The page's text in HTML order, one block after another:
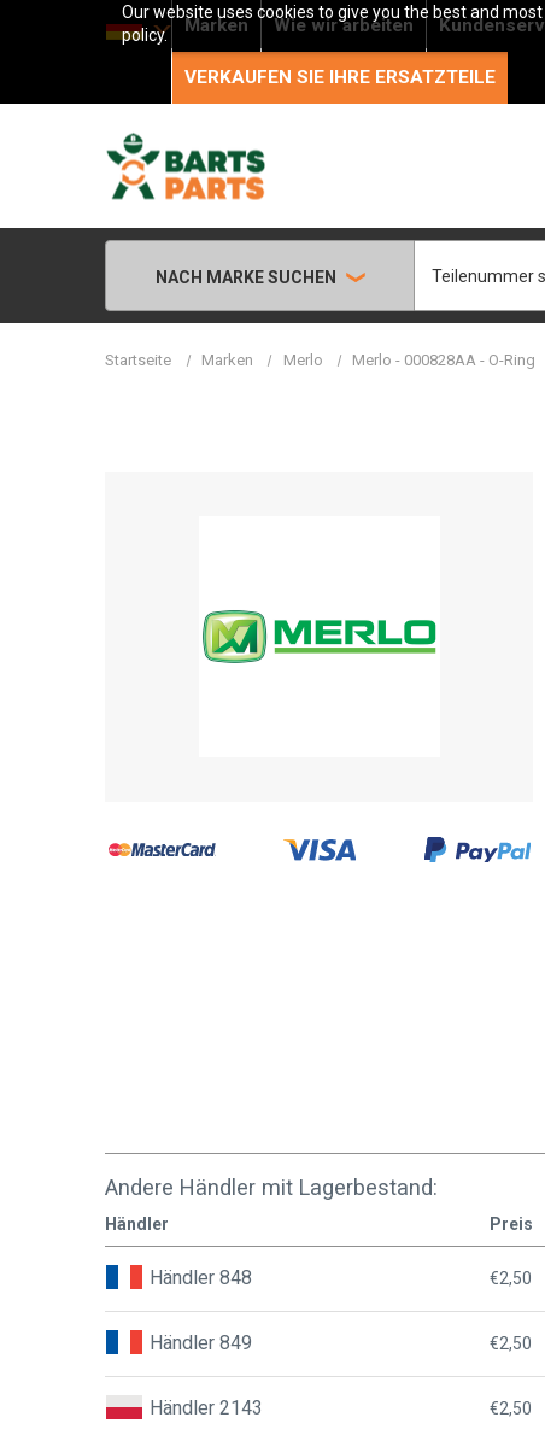
Our website uses cookies to give you the best and
policy.
Marken Wie wir arbeiten
VERKAUFEN SIE IHRE ERSATZTEILE
NACH MARKE SUCHEN
Startseite Marken Merlo Merlo - 000828AA - O-Ring
Andere Händler mit Lagerbestand:
Händler Preis
Händler 848 €2,50
Händler 849 €2,50
Händler 2143 €2,50